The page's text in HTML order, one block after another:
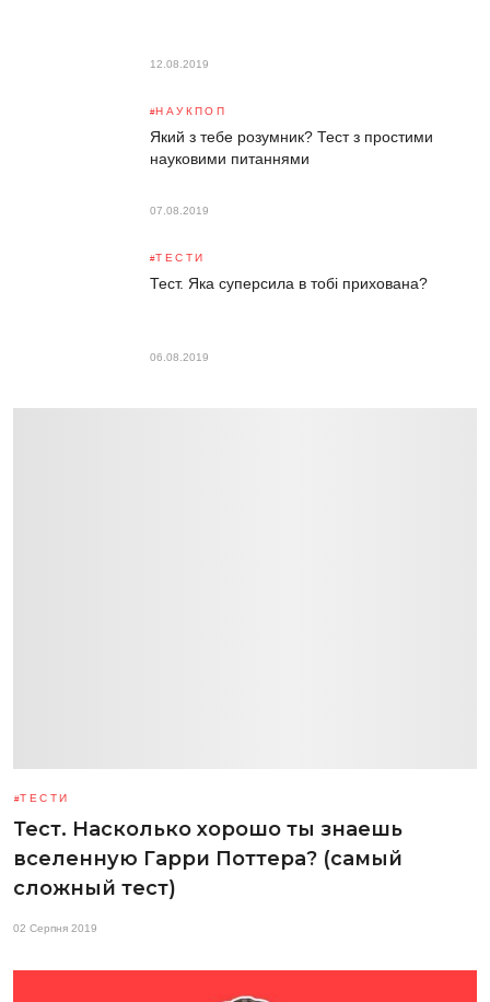
12.08.2019
НАУКПОП
Який з тебе розумник? Тест з простими
науковими питаннями
07.08.2019
ТЕСТИ
Тест. Яка суперсила в тобі прихована?
06.08.2019
ТЕСТИ
Тест. Насколько хорошо ты знаешь
вселенную Гарри Поттера? (самый
сложный тест)
02 Серпня 2019